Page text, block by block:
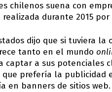
chilenos suena con
durante 2015 por
dijo que si tuviera
tanto en el mundo
captar a sus potenciales
que prefería la publicidad
en banners de sitios web.